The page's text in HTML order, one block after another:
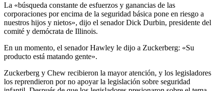
La «búsqueda constante de esfuerzos y ganancias de las
corporaciones por encima de la seguridad básica pone en riesgo a
nuestros hijos y nietos», dijo el senador Dick Durbin, presidente del
comité y demócrata de Illinois.
En un momento, el senador Hawley le dijo a Zuckerberg: «Su
producto está matando gente».
Zuckerberg y Chew recibieron la mayor atención, y los legisladores
los reprendieron por no apoyar la legislación sobre seguridad